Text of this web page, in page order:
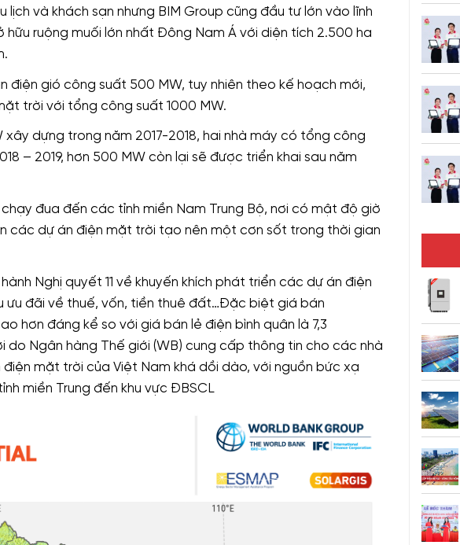
và khách sạn nhưng BIM Group cũng đầu tư lớn vào lĩnh
ruộng muối lớn nhất Đông Nam Á với diện tích 2.500 ha
điện gió công suất 500 MW, tuy nhiên theo kế hoạch mới,
trời với tổng công suất 1000 MW.
dựng trong năm 2017-2018, hai nhà máy có tổng công
– 2019, hơn 500 MW còn lại sẽ được triển khai sau năm
đua đến các tỉnh miền Nam Trung Bộ, nơi có mật độ giờ
các dự án điện mặt trời tạo nên một cơn sốt trong thời gian
Nghị quyết 11 về khuyến khích phát triển các dự án điện
ưu đãi về thuế, vốn, tiền thuê đất…Đặc biệt giá bán
hơn đáng kể so với giá bán lẻ điện bình quân là 7,3
Ngân hàng Thế giới (WB) cung cấp thông tin cho các nhà
mặt trời của Việt Nam khá dồi dào, với nguồn bức xạ
miền Trung đến khu vực ĐBSCL